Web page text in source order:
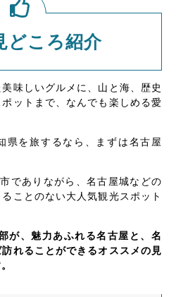
どころ紹介
味しいグルメに、山と海、歴史
ポットまで、なんでも楽しめる愛
県を旅するなら、まずは名古屋
でありながら、名古屋城などの
ことのない大人気観光スポット
が、魅力あふれる名古屋と、名
れることができるオススメの見